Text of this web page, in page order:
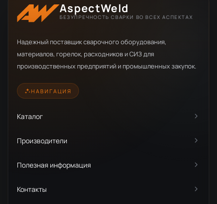
AspectWeld
БЕЗУПРЕЧНОСТЬ СВАРКИ ВО ВСЕХ АСПЕКТАХ
Надежный поставщик сварочного оборудования,
материалов, горелок, расходников и СИЗ для
производственных предприятий и промышленных закупок.
НАВИГАЦИЯ
Каталог
Производители
Полезная информация
Контакты